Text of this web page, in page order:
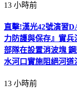
13 小時前
直擊!漢光42號演習
力防護與保存』實
部隊在設置消波塊
水河口實施阻絕河道
13 小時前